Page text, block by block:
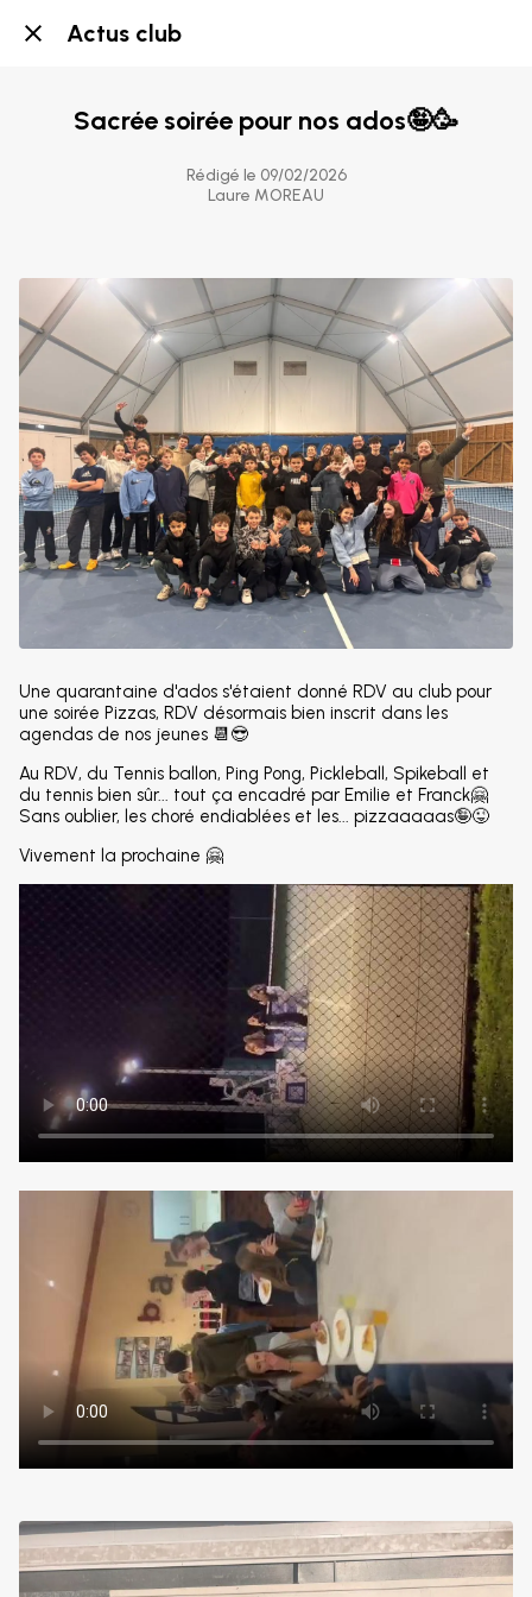
Actus club
Sacrée soirée pour nos ados🤪🥳
Rédigé le 09/02/2026
Laure MOREAU
Une quarantaine d'ados s'étaient donné RDV au club pour
une soirée Pizzas, RDV désormais bien inscrit dans les
agendas de nos jeunes 📆😎
Au RDV, du Tennis ballon, Ping Pong, Pickleball, Spikeball et
du tennis bien sûr... tout ça encadré par Emilie et Franck🤗
Sans oublier, les choré endiablées et les... pizzaaaaas🤪😜
Vivement la prochaine 🤗